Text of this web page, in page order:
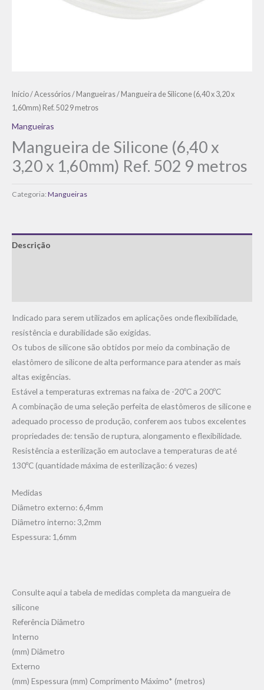
Início/Acessórios/ Mangueiras/ Mangueira de Silicone (6,40 x 3,20 x
1,60mm) Ref. 502 9 metros
Mangueiras
Mangueira de Silicone (6,40 x
3,20 x 1,60mm) Ref. 502 9 metros
Categoria: Mangueiras
Descrição
Indicado para serem utilizados em aplicações onde flexibilidade,
resistência e durabilidade são exigidas.
Os tubos de silicone são obtidos por meio da combinação de
elastômero de silicone de alta performance para atender as mais
altas exigências.
Estável a temperaturas extremas na faixa de -20ºC a 200ºC
A combinação de uma seleção perfeita de elastômeros de silicone e
adequado processo de produção, conferem aos tubos excelentes
propriedades de: tensão de ruptura, alongamento e flexibilidade.
Resistência a esterilização em autoclave a temperaturas de até
130ºC (quantidade máxima de esterilização: 6 vezes)
Medidas
Diâmetro externo: 6,4mm
Diâmetro interno: 3,2mm
Espessura: 1,6mm
Consulte aqui a tabela de medidas completa da mangueira de
silicone
Referência Diâmetro
Interno
(mm) Diâmetro
Externo
(mm) Espessura (mm) Comprimento Máximo* (metros)